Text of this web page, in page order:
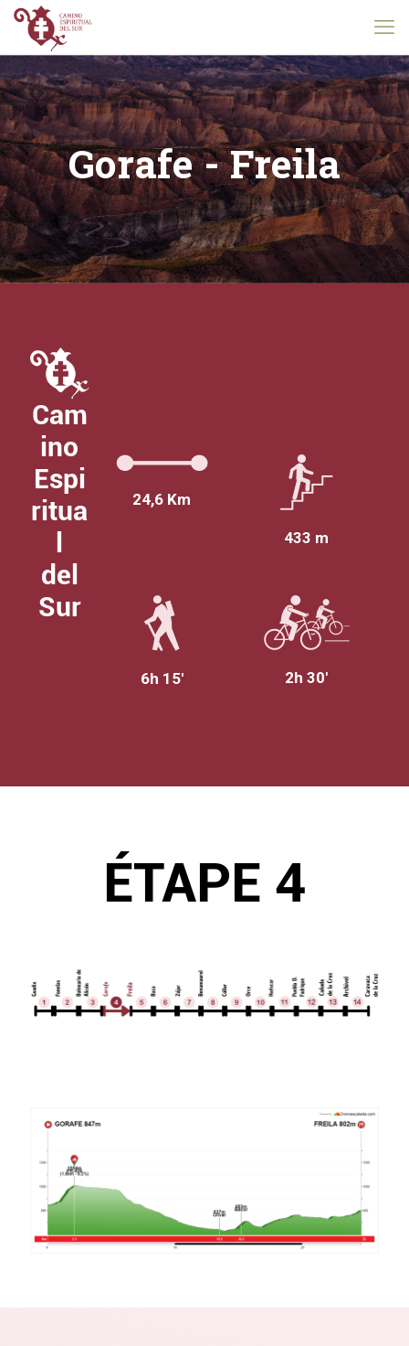
Gorafe - Freila
Cam
ino
Espi
ritua
del
Sur
24,6 Km
433 m
6h 15' 2h 30'
ÉTAPE 4